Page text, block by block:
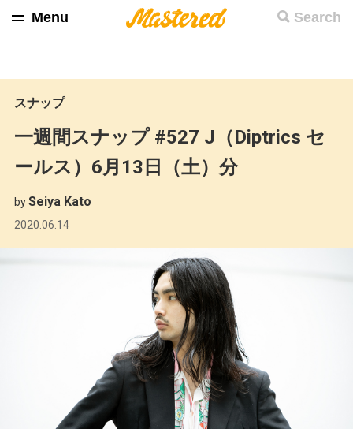
Search
Menu
スナップ
一週間スナップ #527 J（Diptrics セ
ールス）6月13日（土）分
bySeiya Kato
2020.06.14